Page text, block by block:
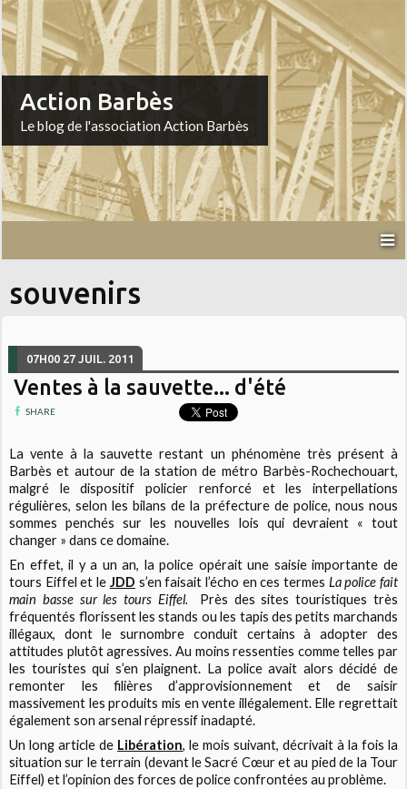
Action Barbès
Le blog de l'association Action Barbès
souvenirs
07H00 27 JUIL. 2011
Ventes à la sauvette... d'été
SHARE
La vente à la sauvette restant un phénomène très présent à
Barbès et autour de la station de métro Barbès-Rochechouart,
malgré le dispositif policier renforcé et les interpellations
régulières, selon les bilans de la préfecture de police, nous nous
sommes penchés sur les nouvelles lois qui devraient « tout
changer » dans ce domaine.
En effet, il y a un an, la police opérait une saisie importante de
tours Eiffel et le JDD s’en faisait l’écho en ces termes La police fait
main basse sur les tours Eiffel.
Près des sites touristiques très
fréquentés florissent les stands ou les tapis des petits marchands
illégaux, dont le surnombre conduit certains à adopter des
attitudes plutôt agressives. Au moins ressenties comme telles par
les touristes qui s’en plaignent. La police avait alors décidé de
remonter les filières d’approvisionnement et de saisir
massivement les produits mis en vente illégalement. Elle regrettait
également son arsenal répressif inadapté.
Un long article de Libération, le mois suivant, décrivait à la fois la
situation sur le terrain (devant le Sacré Cœur et au pied de la Tour
Eiffel) et l’opinion des forces de police confrontées au problème.